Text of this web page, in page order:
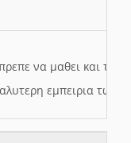
να μαθει και το
εμπειρια